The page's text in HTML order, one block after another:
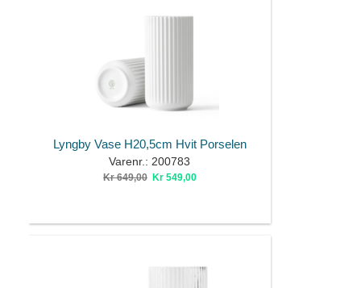
Lyngby Vase H20,5cm Hvit Porselen
Varenr.: 200783
Kr 649,00 Kr 549,00